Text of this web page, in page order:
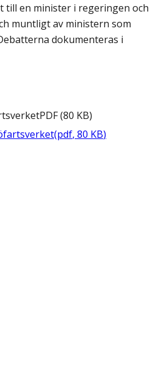
en minister i regeringen och
muntligt av ministern som
dokumenteras i
PDF(80 KB)
(pdf, 80 KB)